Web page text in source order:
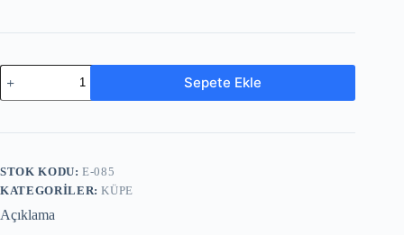
Sepete Ekle
STOK KODU:E-085
KATEGORILER:KÜPE
Açıklama